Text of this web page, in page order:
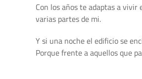
Con los años te adaptas a
varias partes de mi.
Y si una noche el edificio se
Porque frente a aquellos que